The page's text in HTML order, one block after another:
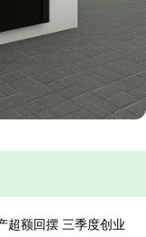
超额回摆 三季度创业